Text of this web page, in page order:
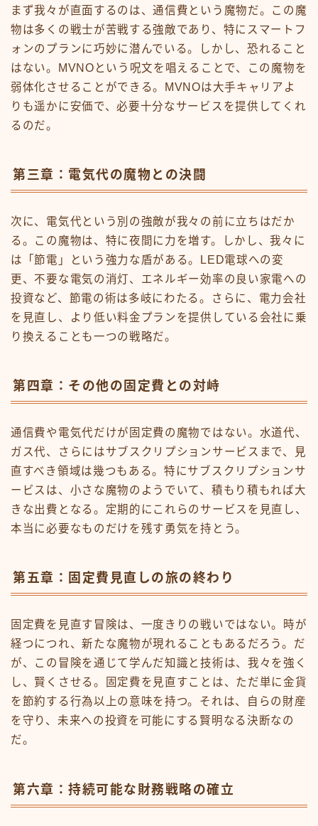
ボディメイク
仕事
仕事の腕を磨く
健康を磨く
健康磨き
利用規約／特定商取引法に基づく表記
好きな事を磨く
家族の絆を磨く
育児
運営者情報
まず我々が直面するのは、通信費という魔物だ。この魔
物は多くの戦士が苦戦する強敵であり、特にスマートフ
ォンのプランに巧妙に潜んでいる。しかし、恐れること
はない。MVNOという呪文を唱えることで、この魔物を
弱体化させることができる。MVNOは大手キャリアよ
りも遥かに安価で、必要十分なサービスを提供してくれ
るのだ。
第三章：電気代の魔物との決闘
次に、電気代という別の強敵が我々の前に立ちはだか
る。この魔物は、特に夜間に力を増す。しかし、我々に
は「節電」という強力な盾がある。LED電球への変
更、不要な電気の消灯、エネルギー効率の良い家電への
投資など、節電の術は多岐にわたる。さらに、電力会社
を見直し、より低い料金プランを提供している会社に乗
り換えることも一つの戦略だ。
第四章：その他の固定費との対峙
通信費や電気代だけが固定費の魔物ではない。水道代、
ガス代、さらにはサブスクリプションサービスまで、見
直すべき領域は幾つもある。特にサブスクリプションサ
ービスは、小さな魔物のようでいて、積もり積もれば大
きな出費となる。定期的にこれらのサービスを見直し、
本当に必要なものだけを残す勇気を持とう。
第五章：固定費見直しの旅の終わり
固定費を見直す冒険は、一度きりの戦いではない。時が
経つにつれ、新たな魔物が現れることもあるだろう。だ
が、この冒険を通じて学んだ知識と技術は、我々を強く
し、賢くさせる。固定費を見直すことは、ただ単に金貨
を節約する行為以上の意味を持つ。それは、自らの財産
を守り、未来への投資を可能にする賢明なる決断なの
だ。
第六章：持続可能な財務戦略の確立